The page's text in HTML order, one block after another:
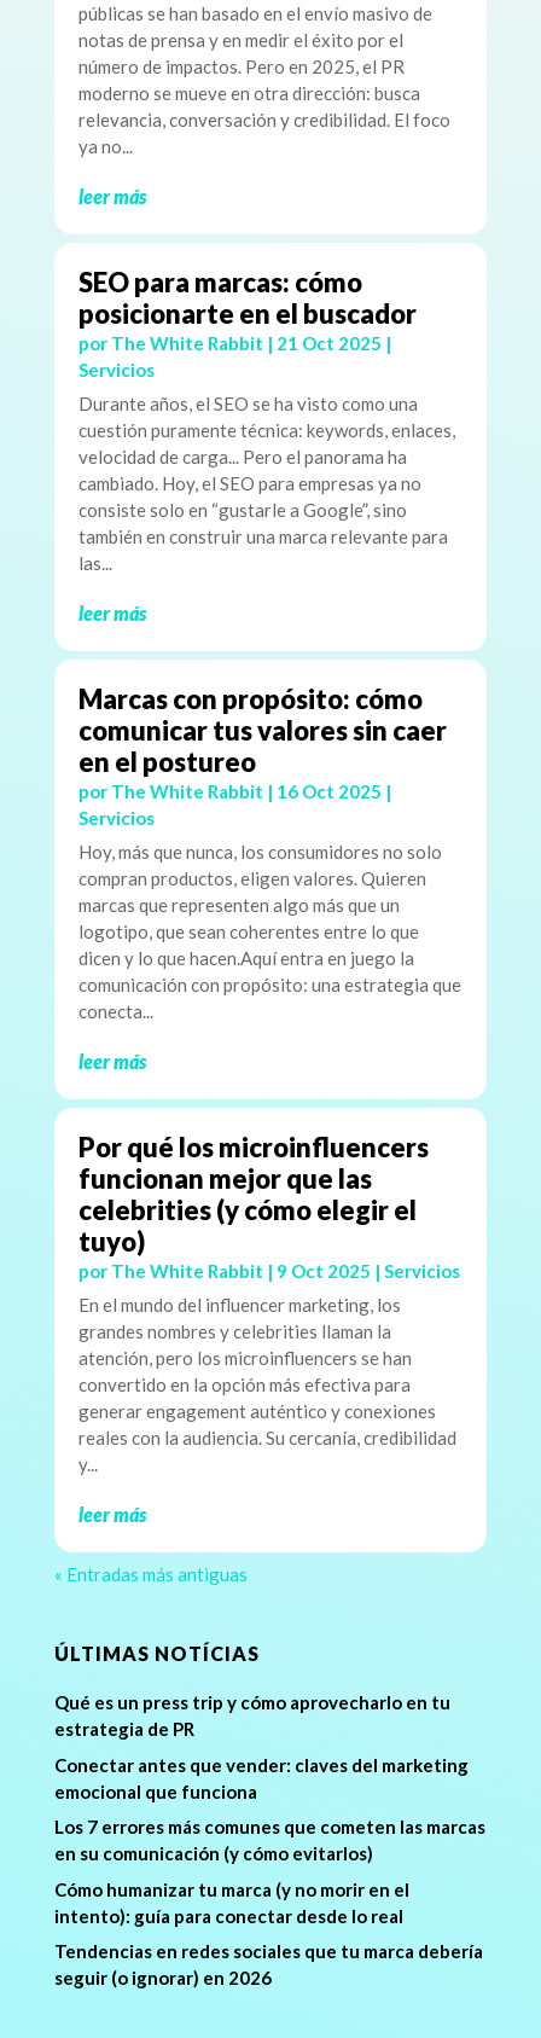
públicas se han basado en el envío masivo de
notas de prensa y en medir el éxito por el
número de impactos. Pero en 2025, el PR
moderno se mueve en otra dirección: busca
relevancia, conversación y credibilidad. El foco
ya no...
leer más
SEO para marcas: cómo
posicionarte en el buscador
por The White Rabbit | 21 Oct 2025 |
Servicios
Durante años, el SEO se ha visto como una
cuestión puramente técnica: keywords, enlaces,
velocidad de carga... Pero el panorama ha
cambiado. Hoy, el SEO para empresas ya no
consiste solo en “gustarle a Google”, sino
también en construir una marca relevante para
las...
leer más
Marcas con propósito: cómo
comunicar tus valores sin caer
en el postureo
por The White Rabbit | 16 Oct 2025 |
Servicios
Hoy, más que nunca, los consumidores no solo
compran productos, eligen valores. Quieren
marcas que representen algo más que un
logotipo, que sean coherentes entre lo que
dicen y lo que hacen.Aquí entra en juego la
comunicación con propósito: una estrategia que
conecta...
leer más
Por qué los microinfluencers
funcionan mejor que las
celebrities (y cómo elegir el
tuyo)
por The White Rabbit | 9 Oct 2025 | Servicios
En el mundo del influencer marketing, los
grandes nombres y celebrities llaman la
atención, pero los microinfluencers se han
convertido en la opción más efectiva para
generar engagement auténtico y conexiones
reales con la audiencia. Su cercanía, credibilidad
y...
leer más
« Entradas más antiguas
ÚLTIMAS NOTÍCIAS
Qué es un press trip y cómo aprovecharlo en tu
estrategia de PR
Conectar antes que vender: claves del marketing
emocional que funciona
Los 7 errores más comunes que cometen las marcas
en su comunicación (y cómo evitarlos)
Cómo humanizar tu marca (y no morir en el
intento): guía para conectar desde lo real
Tendencias en redes sociales que tu marca debería
seguir (o ignorar) en 2026